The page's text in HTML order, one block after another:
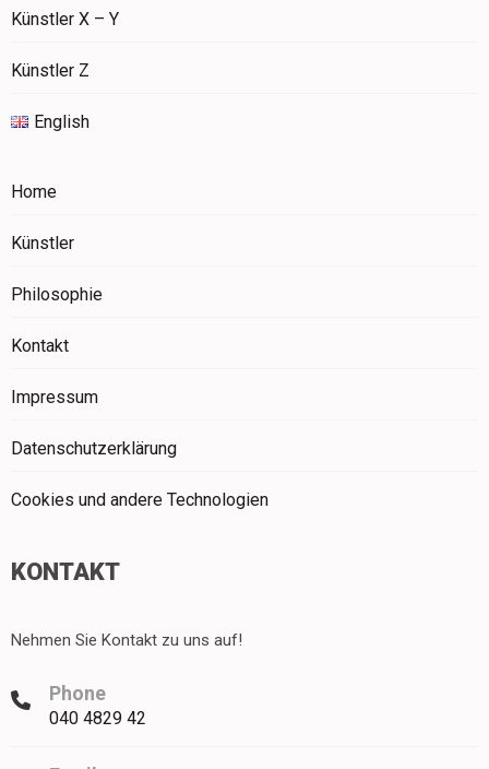
Künstler X – Y
Künstler Z
English
Home
Künstler
Philosophie
Kontakt
Impressum
Datenschutzerklärung
Cookies und andere Technologien
KONTAKT
Nehmen Sie Kontakt zu uns auf!
Phone
040 4829 42